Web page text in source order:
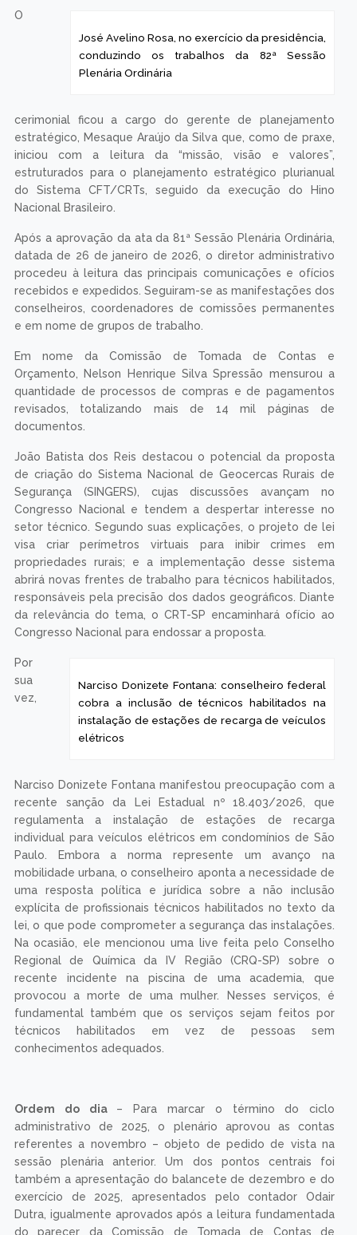
José Avelino Rosa, no exercício da presidência,
conduzindo os trabalhos da 82ª Sessão
Plenária Ordinária
O
cerimonial ficou a cargo do gerente de planejamento
estratégico, Mesaque Araújo da Silva que, como de praxe,
iniciou com a leitura da “missão, visão e valores”,
estruturados para o planejamento estratégico plurianual
do Sistema CFT/CRTs, seguido da execução do Hino
Nacional Brasileiro.
Após a aprovação da ata da 81ª Sessão Plenária Ordinária,
datada de 26 de janeiro de 2026, o diretor administrativo
procedeu à leitura das principais comunicações e ofícios
recebidos e expedidos. Seguiram-se as manifestações dos
conselheiros, coordenadores de comissões permanentes
e em nome de grupos de trabalho.
Em nome da Comissão de Tomada de Contas e
Orçamento, Nelson Henrique Silva Spressão mensurou a
quantidade de processos de compras e de pagamentos
revisados, totalizando mais de 14 mil páginas de
documentos.
João Batista dos Reis destacou o potencial da proposta
de criação do Sistema Nacional de Geocercas Rurais de
Segurança (SINGERS), cujas discussões avançam no
Congresso Nacional e tendem a despertar interesse no
setor técnico. Segundo suas explicações, o projeto de lei
visa criar perímetros virtuais para inibir crimes em
propriedades rurais; e a implementação desse sistema
abrirá novas frentes de trabalho para técnicos habilitados,
responsáveis pela precisão dos dados geográficos. Diante
da relevância do tema, o CRT-SP encaminhará ofício ao
Congresso Nacional para endossar a proposta.
Narciso Donizete Fontana: conselheiro federal
cobra a inclusão de técnicos habilitados na
instalação de estações de recarga de veículos
elétricos
Por
sua
vez,
Narciso Donizete Fontana manifestou preocupação com a
recente sanção da Lei Estadual nº 18.403/2026, que
regulamenta a instalação de estações de recarga
individual para veículos elétricos em condomínios de São
Paulo. Embora a norma represente um avanço na
mobilidade urbana, o conselheiro aponta a necessidade de
uma resposta política e jurídica sobre a não inclusão
explícita de profissionais técnicos habilitados no texto da
lei, o que pode comprometer a segurança das instalações.
Na ocasião, ele mencionou uma live feita pelo Conselho
Regional de Química da IV Região (CRQ-SP) sobre o
recente incidente na piscina de uma academia, que
provocou a morte de uma mulher. Nesses serviços, é
fundamental também que os serviços sejam feitos por
técnicos habilitados em vez de pessoas sem
conhecimentos adequados.
Ordem do dia – Para marcar o término do ciclo
administrativo de 2025, o plenário aprovou as contas
referentes a novembro – objeto de pedido de vista na
sessão plenária anterior. Um dos pontos centrais foi
também a apresentação do balancete de dezembro e do
exercício de 2025, apresentados pelo contador Odair
Dutra, igualmente aprovados após a leitura fundamentada
do parecer da Comissão de Tomada de Contas de